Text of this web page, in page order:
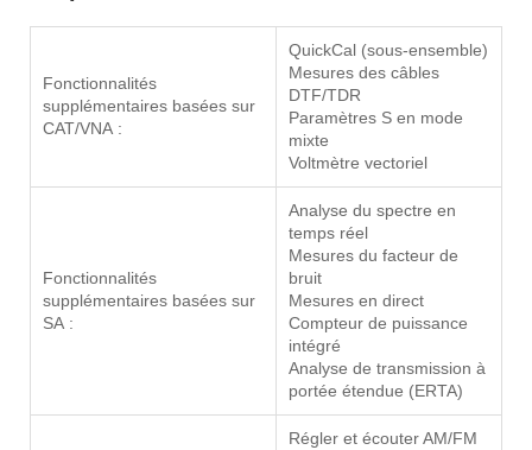
Fonctionnalités
supplémentaires basées sur
CAT/VNA :
QuickCal (sous-ensemble)
Mesures des câbles
DTF/TDR
Paramètres S en mode
mixte
Voltmètre vectoriel
Fonctionnalités
supplémentaires basées sur
SA :
Analyse du spectre en
temps réel
Mesures du facteur de
bruit
Mesures en direct
Compteur de puissance
intégré
Analyse de transmission à
portée étendue (ERTA)
Régler et écouter AM/FM